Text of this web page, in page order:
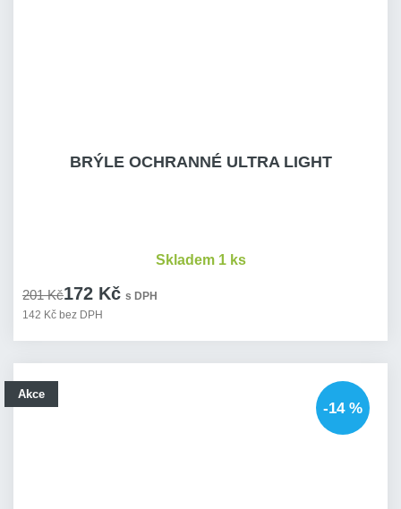
BRÝLE OCHRANNÉ ULTRA LIGHT
201 Kč172 Kč s DPH
142 Kč bez DPH
Skladem 1 ks
Akce
-14 %